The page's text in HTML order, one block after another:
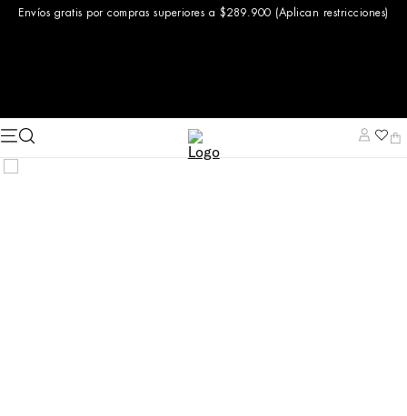
Envíos gratis por compras superiores a $289.900 (Aplican restricciones)